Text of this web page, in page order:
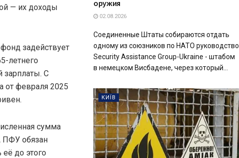
— их доходы
задействует
летнего
зарплаты. С
от февраля 2025
сумма
обязан
её до этого
оружия
02.08.2026
Соединенные Штаты собираются отдать
одному из союзников по НАТО руководство
Security Assistance Group-Ukraine - штабом
в немецком Висбадене, через который...
КИЇВ